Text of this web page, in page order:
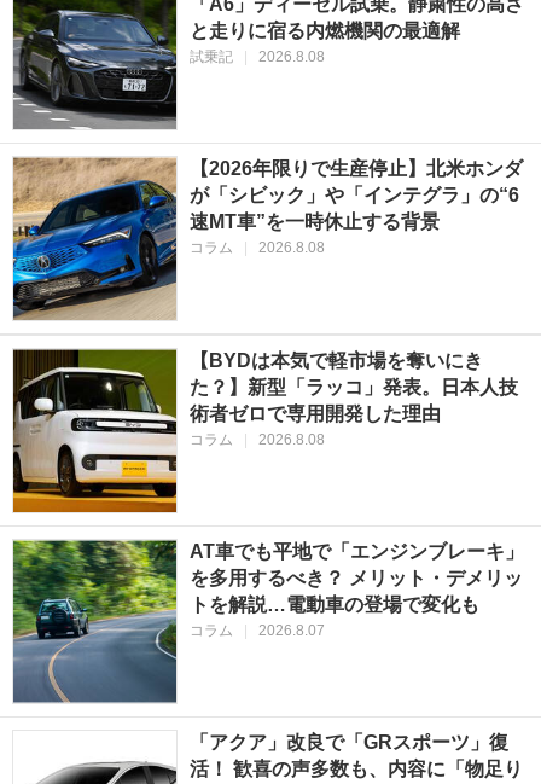
「A6」ディーゼル試乗。静粛性の高さ
と走りに宿る内燃機関の最適解
試乗記 2026.8.08
【2026年限りで生産停止】北米ホンダ
が「シビック」や「インテグラ」の“6
速MT車”を一時休止する背景
コラム 2026.8.08
【BYDは本気で軽市場を奪いにき
た？】新型「ラッコ」発表。日本人技
術者ゼロで専用開発した理由
コラム 2026.8.08
AT車でも平地で「エンジンブレーキ」
を多用するべき？ メリット・デメリッ
トを解説…電動車の登場で変化も
コラム 2026.8.07
「アクア」改良で「GRスポーツ」復
活！ 歓喜の声多数も、内容に「物足り